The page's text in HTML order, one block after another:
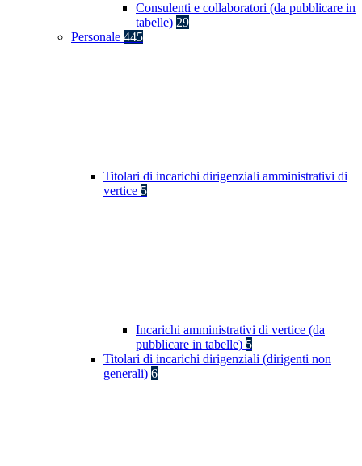
Consulenti e collaboratori (da pubblicare in
tabelle) 29
Personale 445
Titolari di incarichi dirigenziali amministrativi di
vertice 5
Incarichi amministrativi di vertice (da
pubblicare in tabelle) 5
Titolari di incarichi dirigenziali (dirigenti non
generali) 6